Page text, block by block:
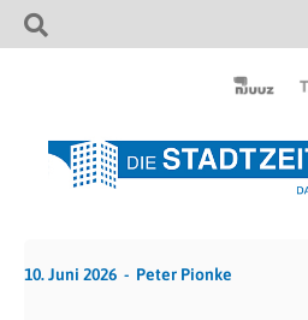
10. Juni 2026 Peter Pionke